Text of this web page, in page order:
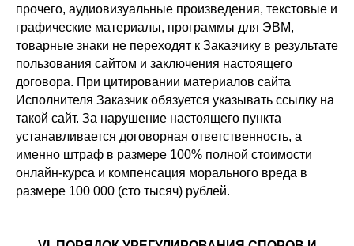
прочего, аудиовизуальные произведения, текстовые и
графические материалы, программы для ЭВМ,
товарные знаки не переходят к Заказчику в результате
пользования сайтом и заключения настоящего
договора. При цитировании материалов сайта
Исполнителя Заказчик обязуется указывать ссылку на
такой сайт. За нарушение настоящего пункта
устанавливается договорная ответственность, а
именно штраф в размере 100% полной стоимости
онлайн-курса и компенсация морального вреда в
размере 100 000 (сто тысяч) рублей.